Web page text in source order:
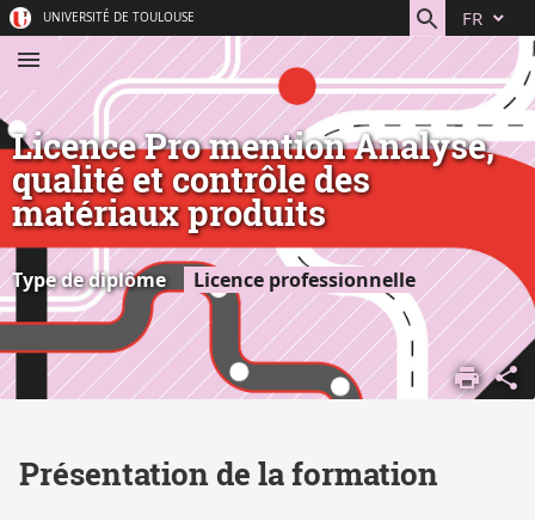
au
contenu
directs
UNIVERSITÉ DE TOULOUSE FR
Licence Pro mention Analyse,
qualité et contrôle des
matériaux produits
Type de diplôme Licence professionnelle
ACCUEIL
S'ORIENTER,
NOS
Présentation de la formation